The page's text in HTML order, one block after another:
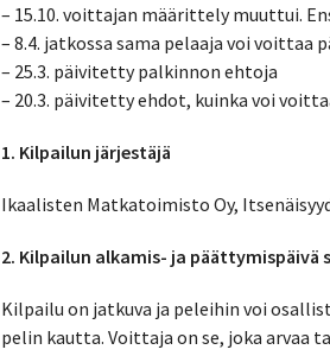
– 15.10. voittajan määrittely muuttui.
– 8.4. jatkossa sama pelaaja voi voittaa
– 25.3. päivitetty palkinnon ehtoja
– 20.3. päivitetty ehdot, kuinka voi
1. Kilpailun järjestäjä
Ikaalisten Matkatoimisto Oy,
2. Kilpailun alkamis- ja päättymispäivä
Kilpailu on jatkuva ja peleihin voi
pelin kautta. Voittaja on se, joka